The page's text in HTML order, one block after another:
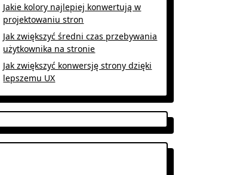
Jakie kolory najlepiej konwertują w
projektowaniu stron
Jak zwiększyć średni czas przebywania
użytkownika na stronie
Jak zwiększyć konwersję strony dzięki
lepszemu UX